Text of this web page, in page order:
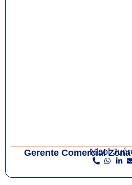
Nicol
Gerente Comercial